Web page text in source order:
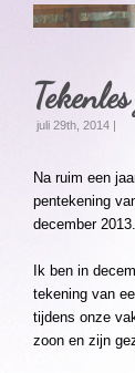
juli 29th, 2014 |
Na ruim een
pentekening
december 2013.
Ik ben in
tekening van
tijdens onze
zoon en zijn